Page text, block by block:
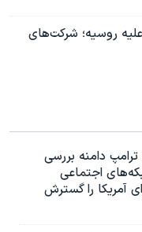
روسیه؛ شرکت‌های
دامنه بررسی
اجتماعی
آمریکا را گسترش